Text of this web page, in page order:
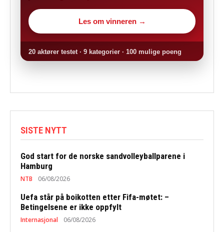
Les om vinneren →
20 aktører testet · 9 kategorier · 100 mulige poeng
SISTE NYTT
God start for de norske sandvolleyballparene i
Hamburg
NTB 06/08/2026
Uefa står på boikotten etter Fifa-møtet: –
Betingelsene er ikke oppfylt
Internasjonal 06/08/2026